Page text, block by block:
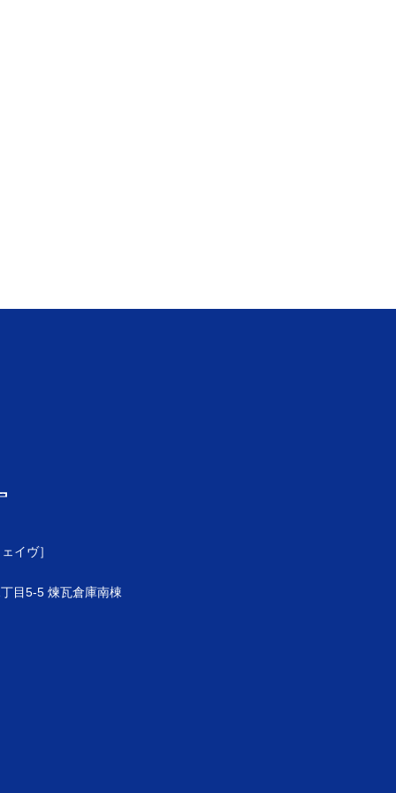
イヴ］
目5-5 煉瓦倉庫南棟